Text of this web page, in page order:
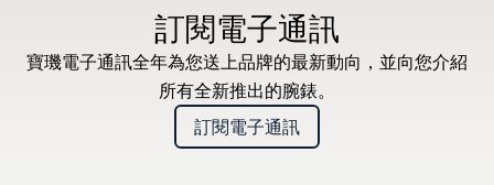
訂閱電子通訊
寶璣電子通訊全年為您送上品牌的最新動向，並向您介紹
所有全新推出的腕錶。
訂閱電子通訊